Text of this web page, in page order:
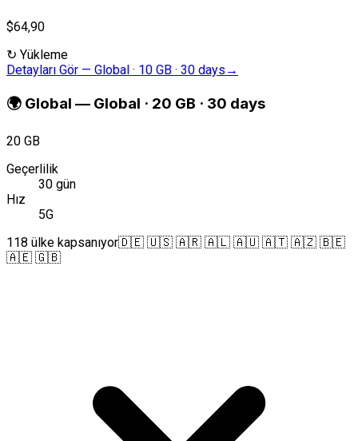
$64,90
↻ Yükleme
Detayları Gör — Global · 10 GB · 30 days →
🌍 Global — Global · 20 GB · 30 days
20 GB
Geçerlilik
30 gün
Hız
5G
118 ülke kapsanıyor🇩🇪 🇺🇸 🇦🇷 🇦🇱 🇦🇺 🇦🇹 🇦🇿 🇧🇪
🇦🇪 🇬🇧